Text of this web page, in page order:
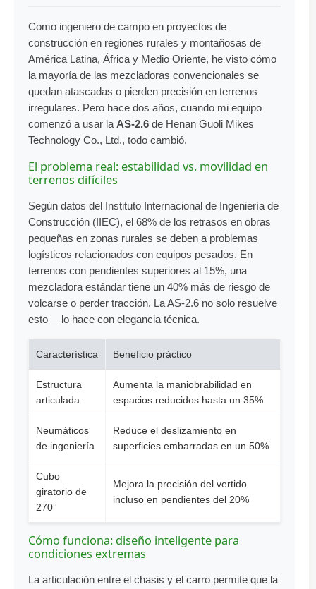
Como ingeniero de campo en proyectos de
construcción en regiones rurales y montañosas de
América Latina, África y Medio Oriente, he visto cómo
la mayoría de las mezcladoras convencionales se
quedan atascadas o pierden precisión en terrenos
irregulares. Pero hace dos años, cuando mi equipo
comenzó a usar la AS-2.6 de Henan Guoli Mikes
Technology Co., Ltd., todo cambió.
El problema real: estabilidad vs. movilidad en
terrenos difíciles
Según datos del Instituto Internacional de Ingeniería de
Construcción (IIEC), el 68% de los retrasos en obras
pequeñas en zonas rurales se deben a problemas
logísticos relacionados con equipos pesados. En
terrenos con pendientes superiores al 15%, una
mezcladora estándar tiene un 40% más de riesgo de
volcarse o perder tracción. La AS-2.6 no solo resuelve
esto —lo hace con elegancia técnica.
Característica Beneficio práctico
Estructura
articulada
Aumenta la maniobrabilidad en
espacios reducidos hasta un 35%
Neumáticos
de ingeniería
Reduce el deslizamiento en
superficies embarradas en un 50%
Cubo
giratorio de
270°
Mejora la precisión del vertido
incluso en pendientes del 20%
Cómo funciona: diseño inteligente para
condiciones extremas
La articulación entre el chasis y el carro permite que la